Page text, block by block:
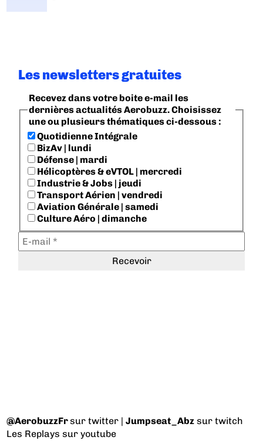
Les newsletters gratuites
Recevez dans votre boite e-mail les
dernières actualités Aerobuzz. Choisissez
une ou plusieurs thématiques ci-dessous :
Quotidienne Intégrale
BizAv | lundi
Défense | mardi
Hélicoptères & eVTOL | mercredi
Industrie & Jobs | jeudi
Transport Aérien | vendredi
Aviation Générale | samedi
Culture Aéro | dimanche
@AerobuzzFrsur twitter |Jumpseat_Abz sur twitch
Les Replays sur youtube